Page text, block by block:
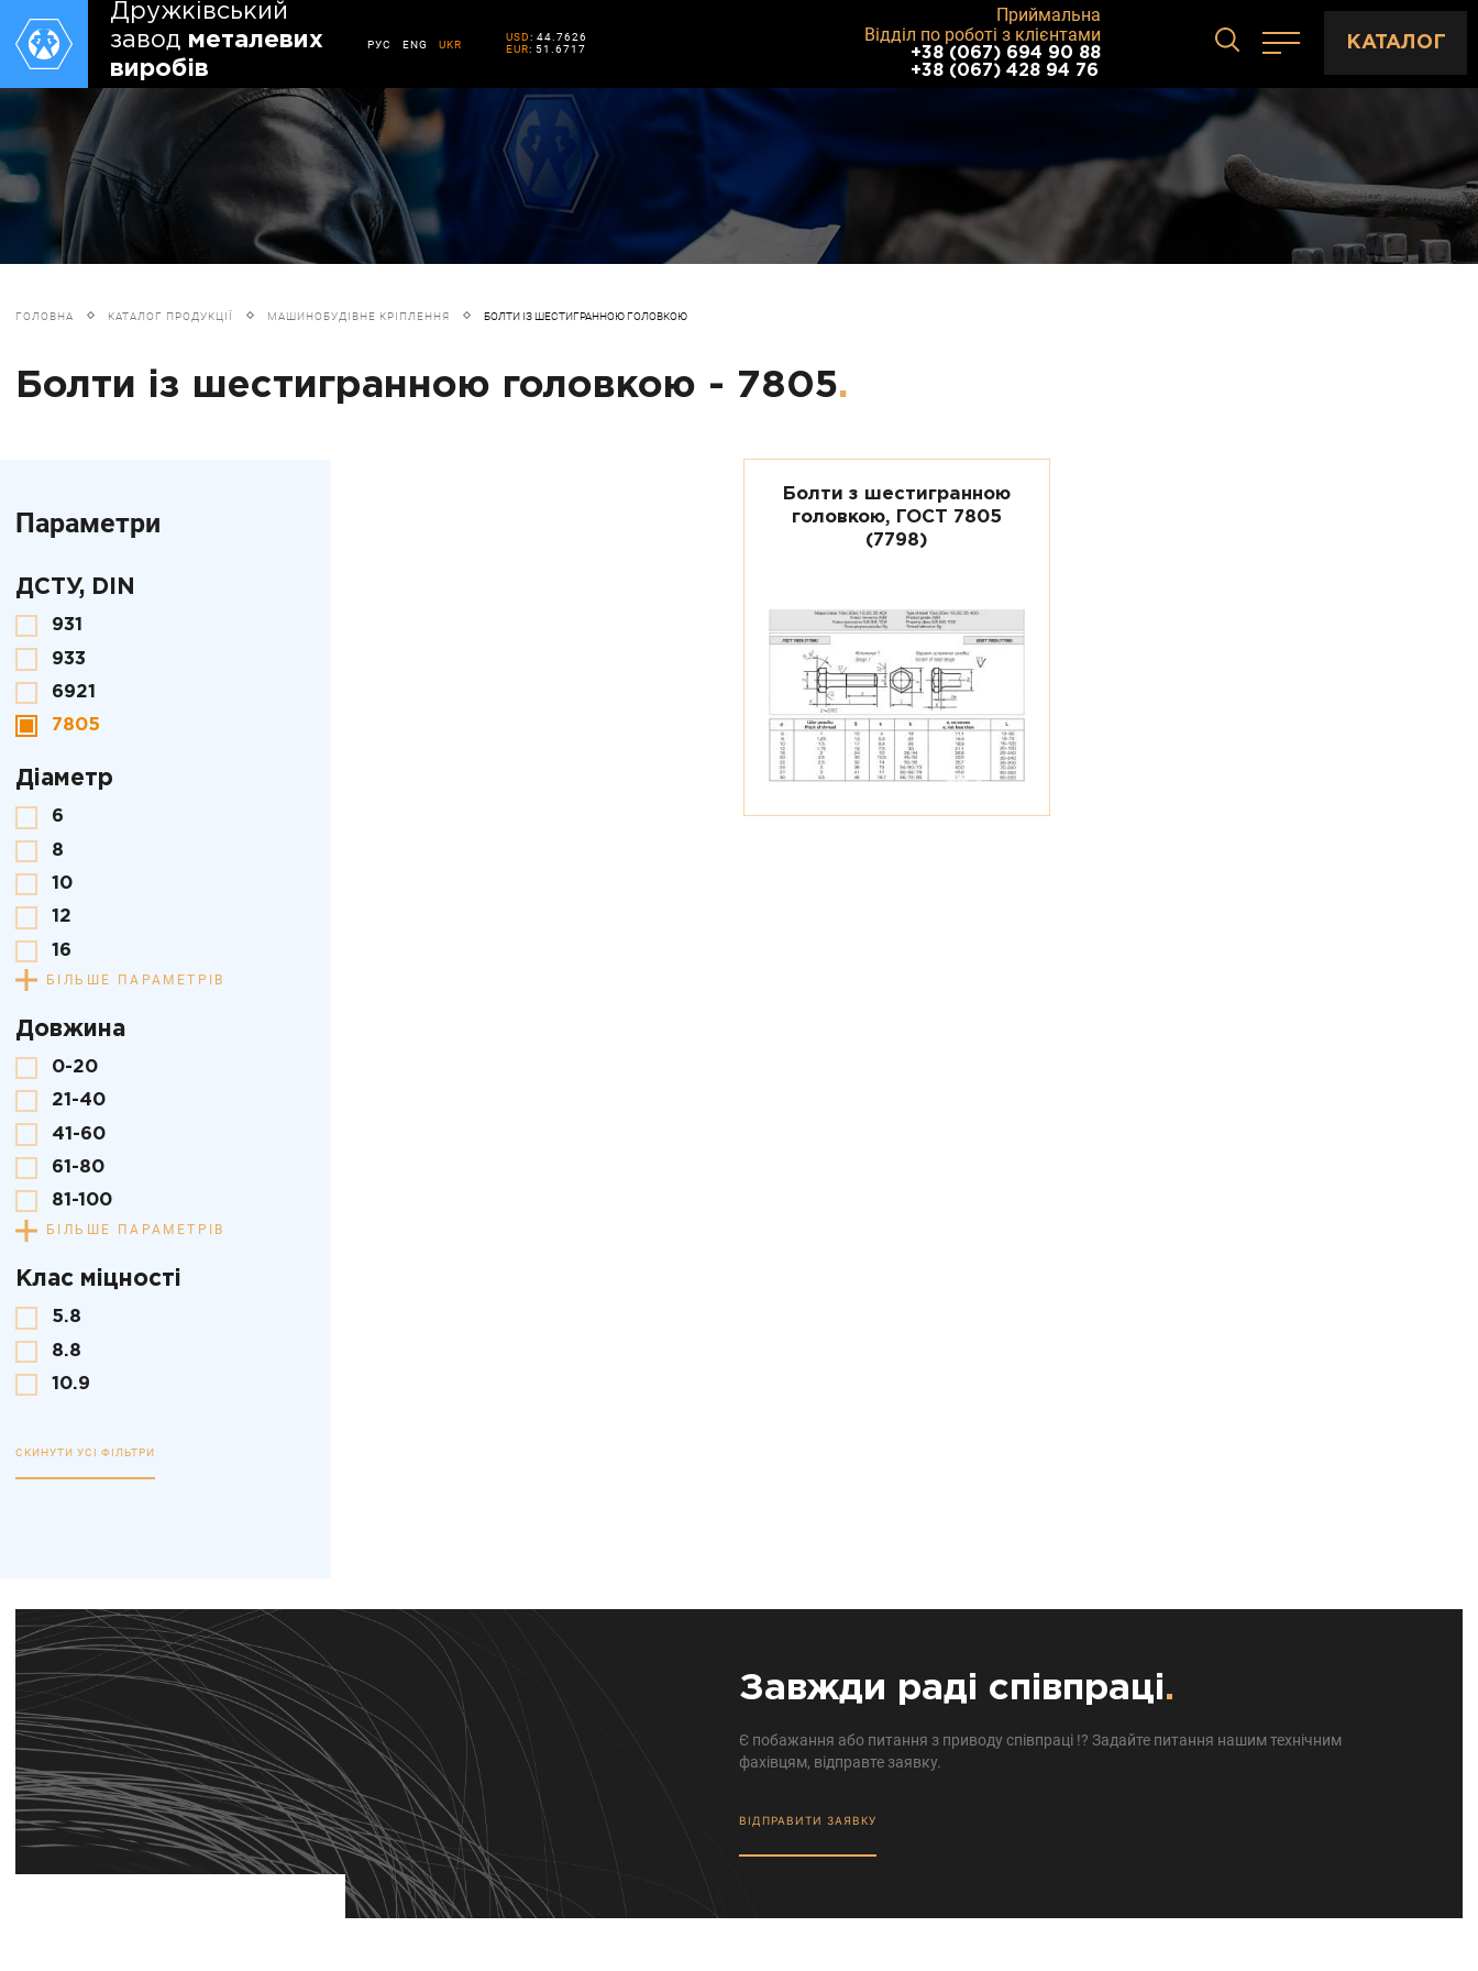
Дружківський
завод металевих
виробів
РУС ENG UKR
USD: 44.7626
EUR: 51.6717
Приймальна
Відділ по роботі з клієнтами
+38 (067) 694 90 88
+38 (067) 428 94 76
КАТАЛОГ
ГОЛОВНА КАТАЛОГ ПРОДУКЦІЇ МАШИНОБУДІВНЕ КРІПЛЕННЯ БОЛТИ ІЗ ШЕСТИГРАННОЮ ГОЛОВКОЮ
Болти із шестигранною головкою - 7805.
Параметри
ДСТУ, DIN
931
933
6921
7805
Діаметр
6
8
10
12
16
БІЛЬШЕ ПАРАМЕТРІВ
Довжина
0-20
21-40
41-60
61-80
81-100
БІЛЬШЕ ПАРАМЕТРІВ
Клас міцності
5.8
8.8
10.9
СКИНУТИ УСІ ФІЛЬТРИ
Болти з шестигранною
головкою, ГОСТ 7805
(7798)
Завжди раді співпраці.
Є побажання або питання з приводу співпраці !? Задайте питання нашим технічним
фахівцям, відправте заявку.
ВІДПРАВИТИ ЗАЯВКУ